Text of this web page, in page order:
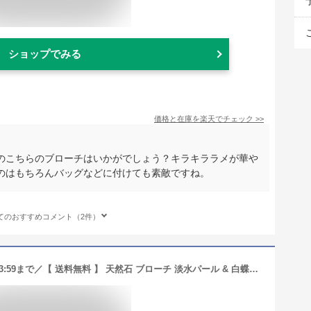
ショップでみる
価格と在庫を楽天でチェック >>
ちらのブローチはいかがでしょう？キラキララメが華や
もちろんバッグなどに付けても素敵ですね。
のおすすめコメント（2件）
＼クーポンで500円OFF！15日（火）23:59まで／【 送料無料 】 天然石 ブローチ 淡水パール & 白蝶貝 クジャク ゴールドメッキ | 40代 50代 60代 70代 80代 誕生日 プレゼント 母 6月 誕生石 敬老の日 カジュアル フォーマル かわいい 日本製 ab